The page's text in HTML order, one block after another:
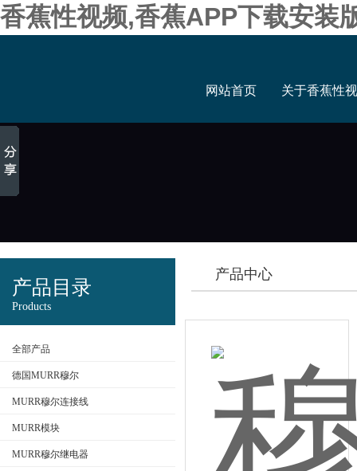
香蕉性视频,香蕉APP下载安装
网站首页 关于香蕉性
产品目录
Products
全部产品
德国MURR穆尔
MURR穆尔连接线
MURR模块
MURR穆尔继电器
产品中心